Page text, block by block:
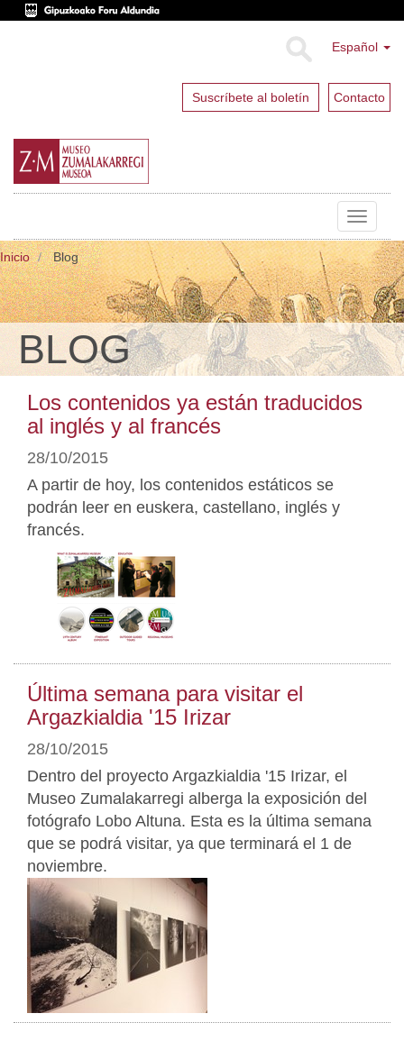
Español
Suscríbete al boletín Contacto
Toggle
Inicio Blog
BLOG
Los contenidos ya están traducidos
al inglés y al francés
28/10/2015
A partir de hoy, los contenidos estáticos se
podrán leer en euskera, castellano, inglés y
francés.
Última semana para visitar el
Argazkialdia '15 Irizar
28/10/2015
Dentro del proyecto Argazkialdia '15 Irizar, el
Museo Zumalakarregi alberga la exposición del
fotógrafo Lobo Altuna. Esta es la última semana
que se podrá visitar, ya que terminará el 1 de
noviembre.